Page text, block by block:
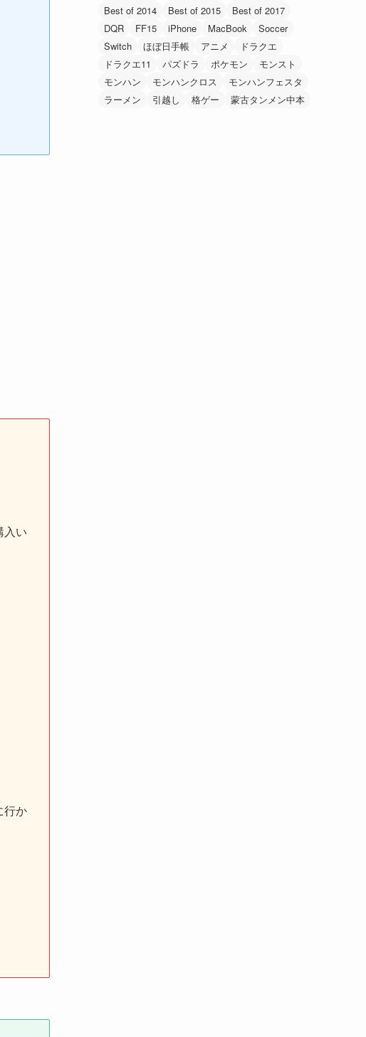
入い
行か
Best of 2014
Best of 2015
Best of 2017
DQR
FF15 iPhone MacBook
Soccer
Switch
ほぼ日手帳 アニメ
ドラクエ
ドラクエ11
パズドラ ポケモン
モンスト
モンハン
モンハンクロス
モンハンフェスタ
ラーメン
引越し 格ゲー 蒙古タンメン中本